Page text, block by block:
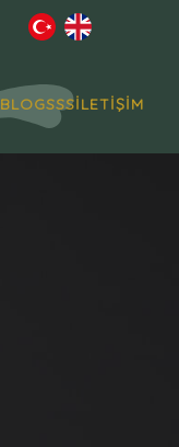
BLOGSSSİLETİŞİM